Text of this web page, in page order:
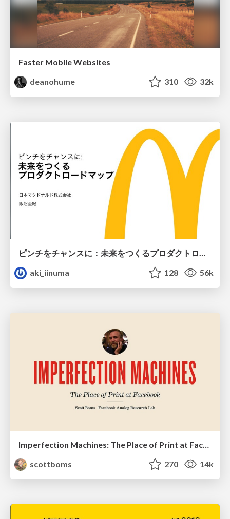
Faster Mobile Websites
deanohume
310 32k
ピンチをチャンスに：未来をつくるプロダクトロードマップ #pmconf2020
aki_iinuma
128 56k
Imperfection Machines: The Place of Print at Facebook
scottboms
270 14k